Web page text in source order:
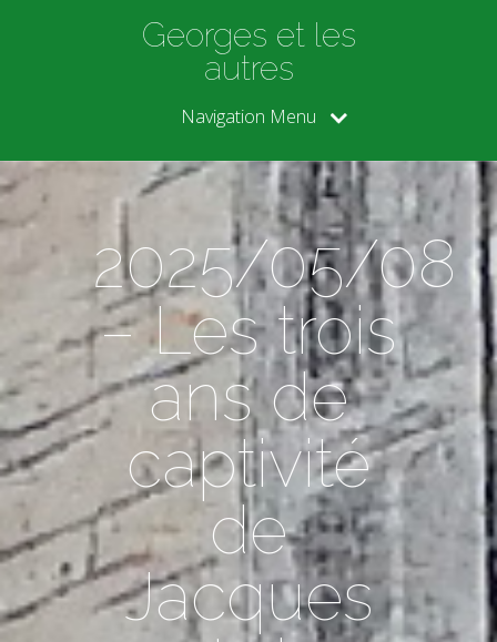
Georges et les
autres
Navigation Menu
2025/05/08
– Les trois
ans de
captivité
de
Jacques